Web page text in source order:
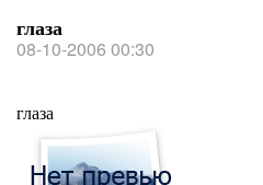
глаза
08-10-2006 00:30
глаза